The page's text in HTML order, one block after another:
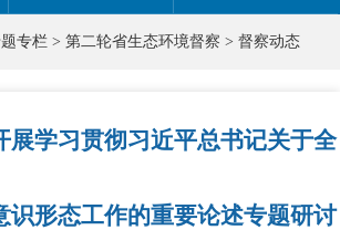
专栏 > 第二轮省生态环境督察 > 督察动态
展学习贯彻习近平总书记关于全
识形态工作的重要论述专题研讨